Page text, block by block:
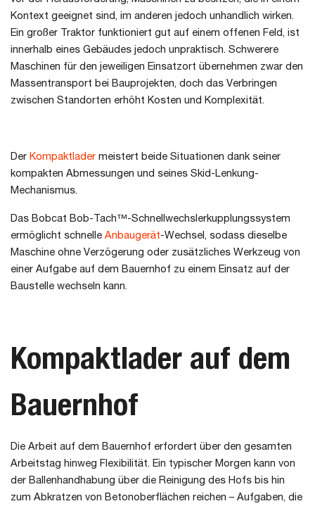
Kontext geeignet sind, im anderen jedoch unhandlich wirken.
Ein großer Traktor funktioniert gut auf einem offenen Feld, ist
innerhalb eines Gebäudes jedoch unpraktisch. Schwerere
Maschinen für den jeweiligen Einsatzort übernehmen zwar den
Massentransport bei Bauprojekten, doch das Verbringen
zwischen Standorten erhöht Kosten und Komplexität.
Der Kompaktlader meistert beide Situationen dank seiner
kompakten Abmessungen und seines Skid-Lenkung-
Mechanismus.
Das Bobcat Bob-Tach™-Schnellwechslerkupplungssystem
ermöglicht schnelle Anbaugerät-Wechsel, sodass dieselbe
Maschine ohne Verzögerung oder zusätzliches Werkzeug von
einer Aufgabe auf dem Bauernhof zu einem Einsatz auf der
Baustelle wechseln kann.
Kompaktlader auf dem
Bauernhof
Die Arbeit auf dem Bauernhof erfordert über den gesamten
Arbeitstag hinweg Flexibilität. Ein typischer Morgen kann von
der Ballenhandhabung über die Reinigung des Hofs bis hin
zum Abkratzen von Betonoberflächen reichen – Aufgaben, die